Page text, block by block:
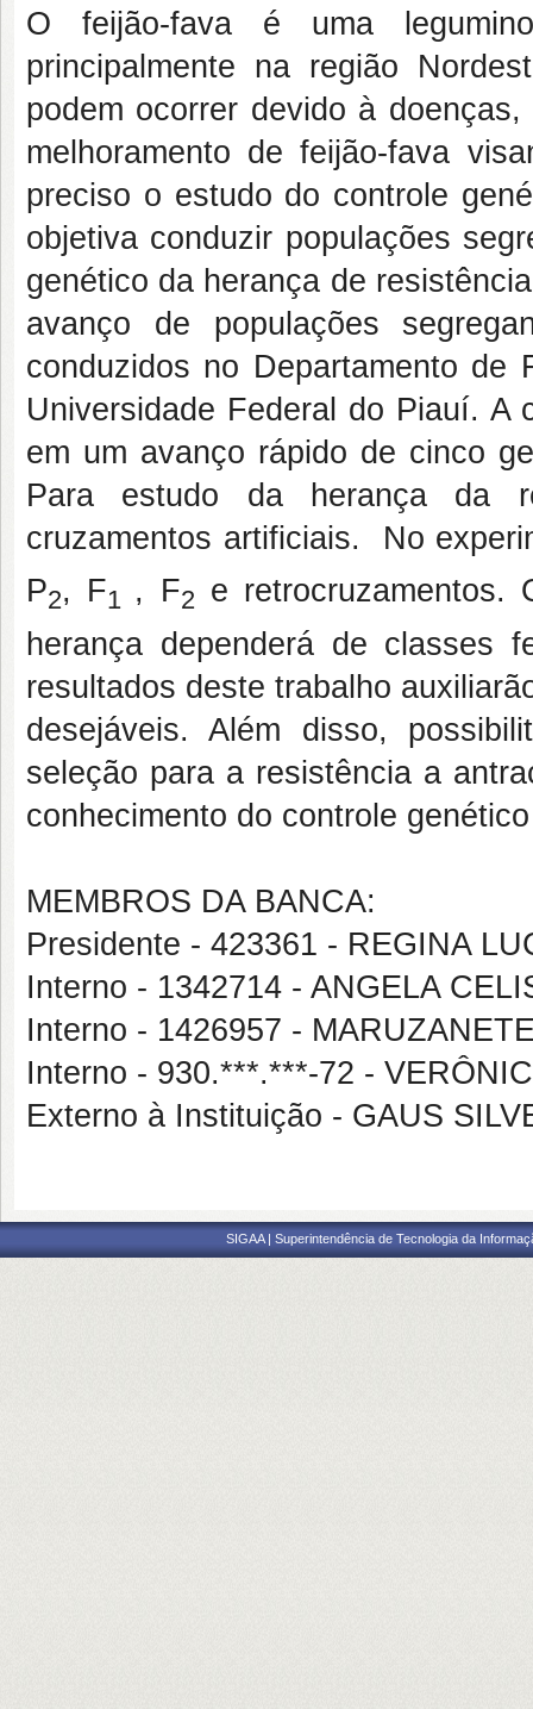
O feijão-fava é uma
principalmente na região
podem ocorrer devido à
melhoramento de feijão-fava
preciso o estudo do controle
objetiva conduzir populações
genético da herança de
avanço de populações
conduzidos no Departamento de
Universidade Federal do Piauí. A
em um avanço rápido de cinco
Para estudo da herança da
cruzamentos artificiais. No
P2, F1 , F2 e retrocruzamentos.
herança dependerá de classes
resultados deste trabalho
desejáveis. Além disso,
seleção para a resistência a
conhecimento do controle
MEMBROS DA BANCA:
Presidente - 423361 - REGINA
Interno - 1342714 - ANGELA
Interno - 1426957 -
Interno - 930.***.***-72 -
Externo à Instituição - GAUS
SIGAA | Superintendência de Tecnologia da